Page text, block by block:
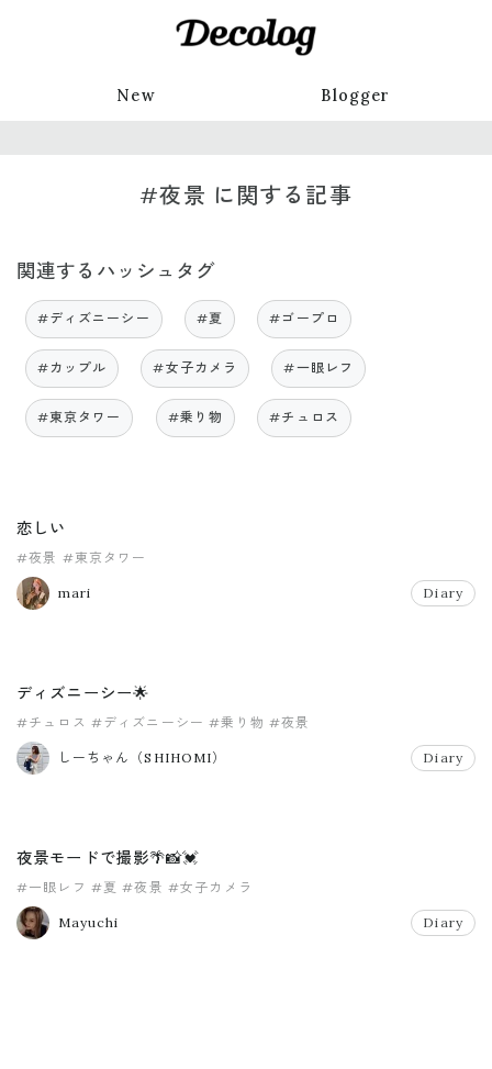
New Blogger
#夜景 に関する記事
関連するハッシュタグ
#ディズニーシー #夏 #ゴープロ
#カップル #女子カメラ #一眼レフ
#東京タワー #乗り物 #チュロス
恋しい
#夜景 #東京タワー
mari Diary
ディズニーシー🌟
#チュロス #ディズニーシー #乗り物 #夜景
しーちゃん（SHIHOMI） Diary
夜景モードで撮影🌴📸💓
#一眼レフ #夏 #夜景 #女子カメラ
Mayuchi Diary